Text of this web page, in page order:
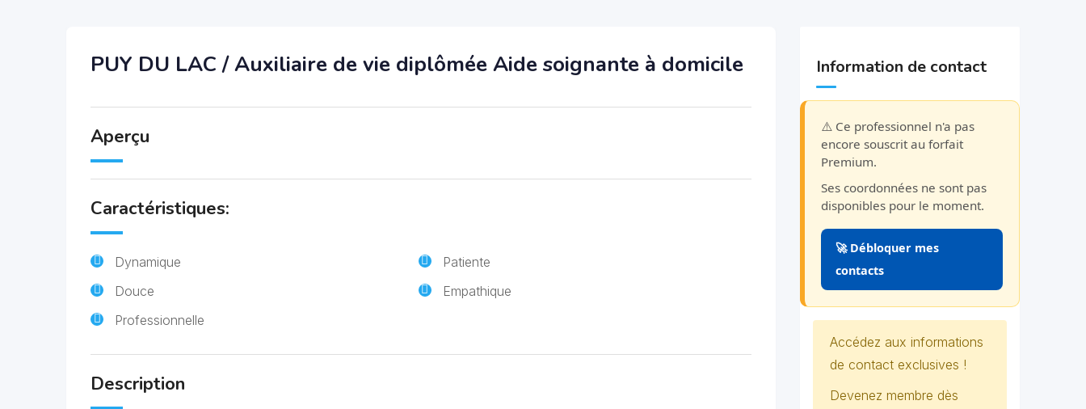
PUY DU LAC / Auxiliaire de vie diplômée Aide soignante à domicile
Aperçu
Caractéristiques:
Dynamique
Patiente
Douce
Empathique
Professionnelle
Description
Information de contact
⚠️ Ce professionnel n'a pas
encore souscrit au forfait
Premium.
Ses coordonnées ne sont pas
disponibles pour le moment.
🚀 Débloquer mes
contacts
Accédez aux informations
de contact exclusives !
Devenez membre dès